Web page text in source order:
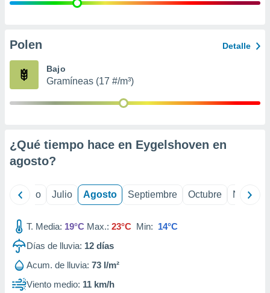
e
publicidad
Polen Detalle
Bajo
Gramíneas (17 #/m³)
¿Qué tiempo hace en Eygelshoven en
agosto?
Junio Julio Agosto Septiembre Octubre
T. Media: 19°C Max.: 23°C Min: 14°C
Días de lluvia: 12 días
Acum. de lluvia: 73 l/m²
Viento medio: 11 km/h